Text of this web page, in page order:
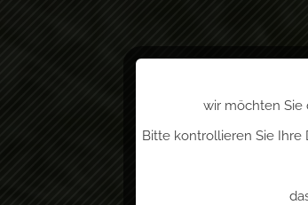
wir möchten Sie
Bitte kontrollieren Sie Ihre